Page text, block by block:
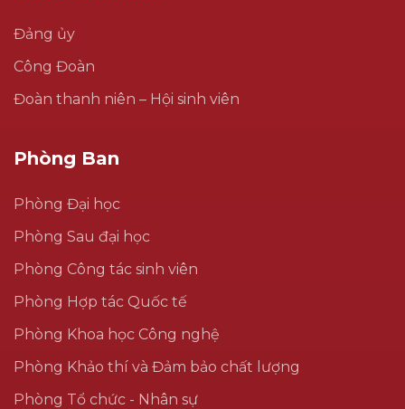
Đảng ủy
Công Đoàn
Đoàn thanh niên – Hội sinh viên
Phòng Ban
Phòng Đại học
Phòng Sau đại học
Phòng Công tác sinh viên
Phòng Hợp tác Quốc tế
Phòng Khoa học Công nghệ
Phòng Khảo thí và Đảm bảo chất lượng
Phòng Tổ chức - Nhân sự